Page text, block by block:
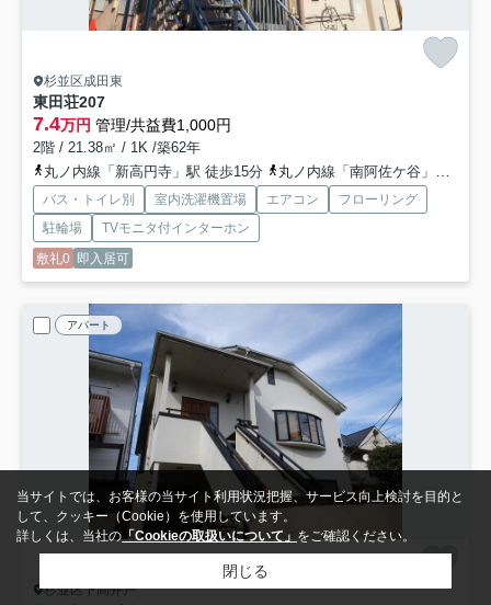
杉並区成田東
東田荘207
7.4万円 管理/共益費1,000円
2階 / 21.38㎡ / 1K /築62年
丸ノ内線「新高円寺」駅 徒歩15分
丸ノ内線「南阿佐ケ谷」駅 徒歩17分
バス・トイレ別 室内洗濯機置場 エアコン
フローリング
駐輪場
TVモニタ付インターホン
敷礼0 即入居可
アパート
杉並区下高井戸
当サイトでは、お客様の当サイト利用状況把握、サービス向上検討を目的と
して、クッキー（Cookie）を使用しています。
詳しくは、当社の「Cookieの取扱いについて」 をご確認ください。
閉じる